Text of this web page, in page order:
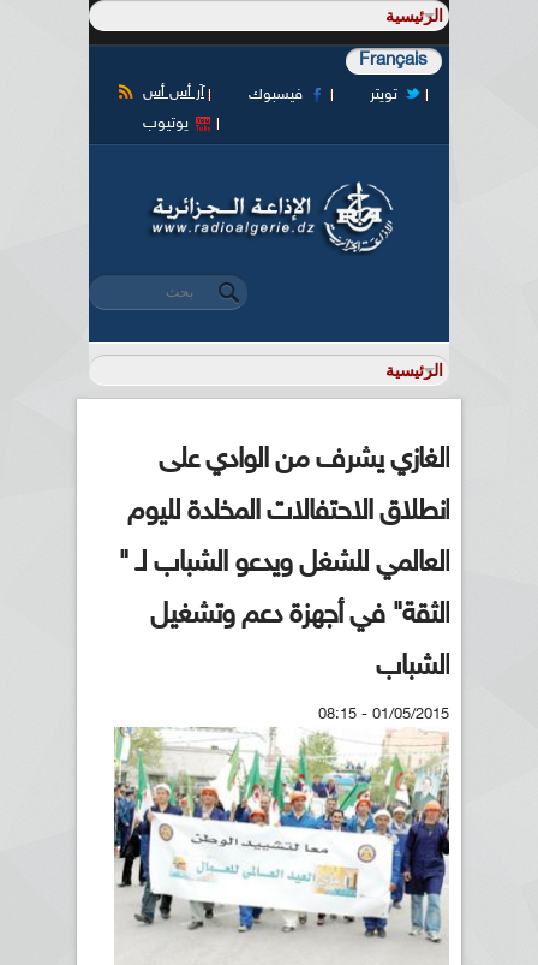
Français
آر أس أس فيسبوك
تويتر
يوتيوب
استمارة البحث
‏بحث ‏
الغازي يشرف من الوادي على
انطلاق الاحتفالات المخلدة لليوم
العالمي للشغل ويدعو الشباب لـ "
الثقة" في أجهزة دعم وتشغيل
الشباب
01/05/2015 - 08:15